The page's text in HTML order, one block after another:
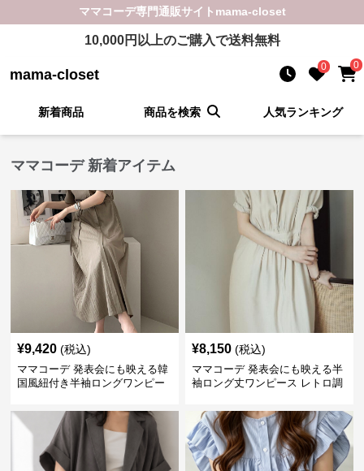
ママコーデ専門通販サイト mama-closet
10,000円以上のご購入で送料無料
mama-closet 0 0
新着商品 商品を検索 人気ランキング
ママコーデ 新着アイテム
¥9,420 (税込)
ママコーデ 発表会にも映える韓
国風紐付き半袖ロングワンピー
¥8,150 (税込)
ママコーデ 発表会にも映える半
袖ロング丈ワンピース レトロ調